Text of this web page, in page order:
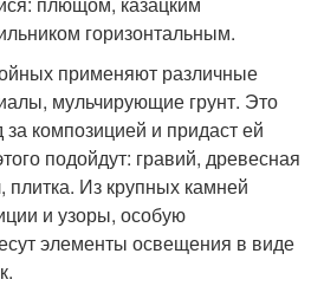
горизонтальным.
применяют различные
мульчирующие грунт. Это
за композицией и придаст ей
подойдут: гравий, древесная
Из крупных камней
и узоры, особую
элементы освещения в виде